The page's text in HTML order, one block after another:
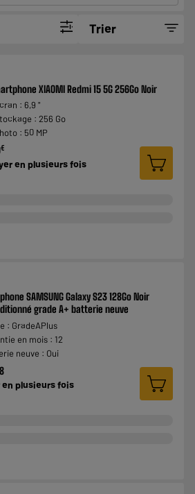
Trier
XIAOMI Redmi 15 5G 256Go Noir
: 6,9 "
: 256 Go
: 50 MP
€
en plusieurs fois
SAMSUNG Galaxy S23 128Go Noir
grade A+ batterie neuve
: GradeAPlus
en mois : 12
neuve : Oui
en plusieurs fois